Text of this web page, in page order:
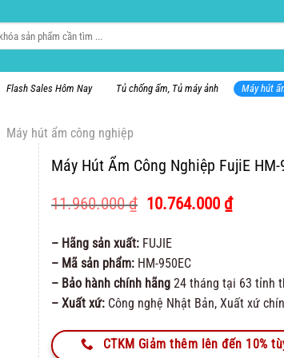
Flash Sales Hôm Nay Tủ chống ẩm, Tủ máy ảnh Máy hút
Máy hút ẩm công nghiệp
Máy Hút Ẩm Công Nghiệp FujiE HM-
11.960.000₫ Giá
là:
11.960.000 ₫.
10.764.000 ₫Giá
– Hãng sản xuất: FUJIE
– Mã sản phẩm: HM-950EC
– Bảo hành chính hãng 24 tháng tại 63 tỉnh
– Xuất xứ: Công nghệ Nhật Bản, Xuất xứ
CTKM Giảm thêm lên đến 10%